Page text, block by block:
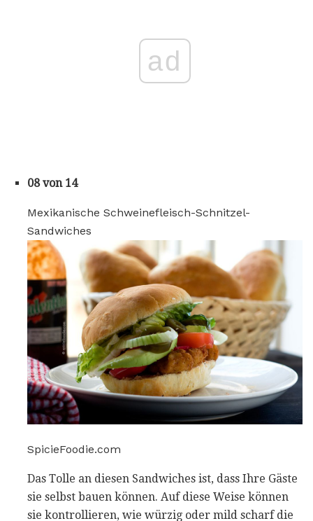
ad
08 von 14
Mexikanische Schweinefleisch-Schnitzel-
Sandwiches
SpicieFoodie.com
Das Tolle an diesen Sandwiches ist, dass Ihre Gäste
sie selbst bauen können. Auf diese Weise können
sie kontrollieren, wie würzig oder mild scharf die